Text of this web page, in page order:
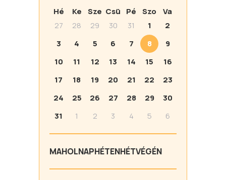
Hé
Ke Sze Csü Pé Szo
Va
27
28 29 30 31 1
2
3
4 5 6 7 8
9
10
11 12 13 14 15
16
17
18 19 20 21 22
23
24
25 26 27 28 29
30
31
1 2 3 4 5 6
MAHOLNAPHÉTENHÉTVÉGÉN